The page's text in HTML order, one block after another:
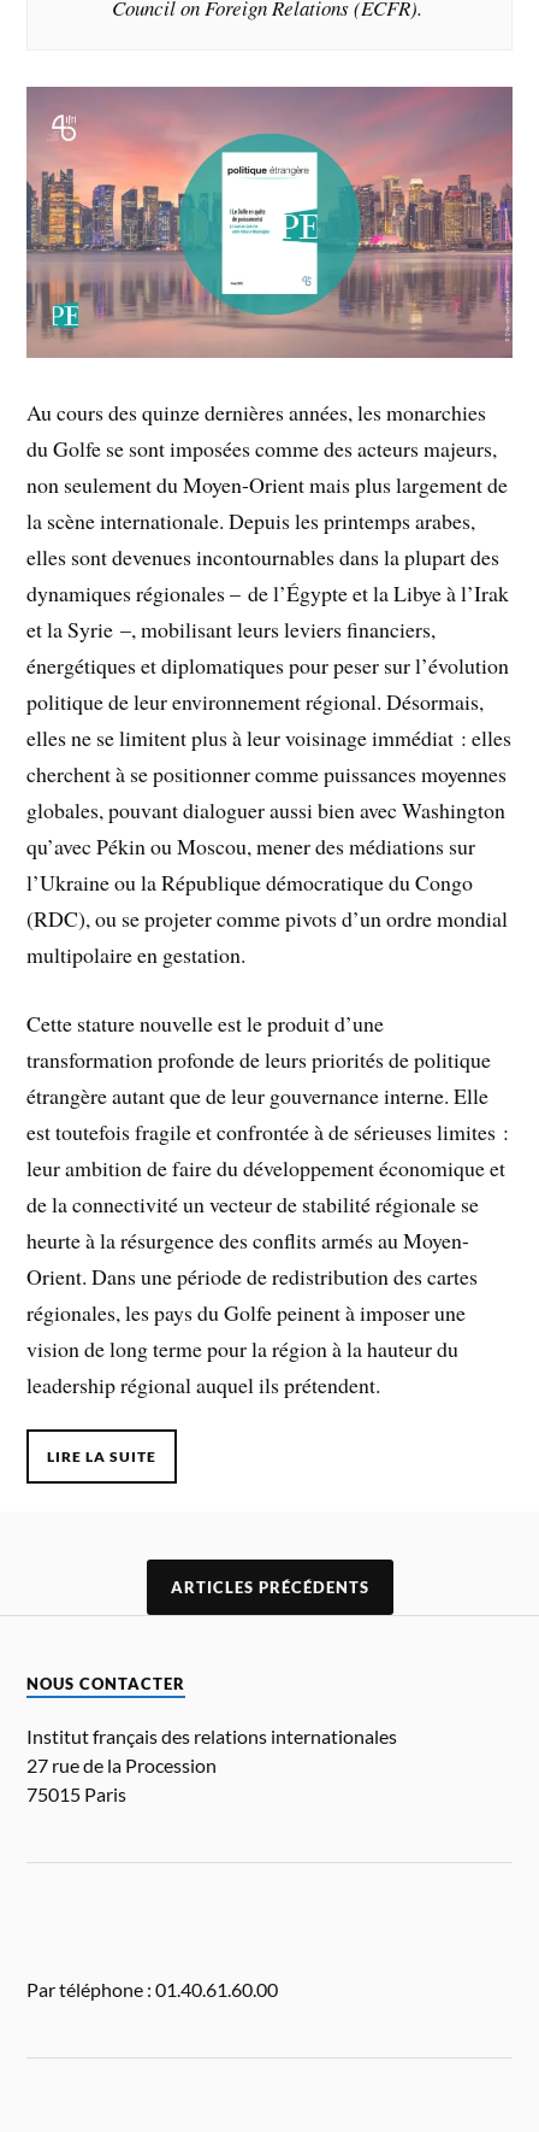
Council on Foreign Relations (ECFR).
Au cours des quinze dernières années, les monarchies
du Golfe se sont imposées comme des acteurs majeurs,
non seulement du Moyen-Orient mais plus largement de
la scène internationale. Depuis les printemps arabes,
elles sont devenues incontournables dans la plupart des
dynamiques régionales – de l’Égypte et la Libye à l’Irak
et la Syrie –, mobilisant leurs leviers financiers,
énergétiques et diplomatiques pour peser sur l’évolution
politique de leur environnement régional. Désormais,
elles ne se limitent plus à leur voisinage immédiat : elles
cherchent à se positionner comme puissances moyennes
globales, pouvant dialoguer aussi bien avec Washington
qu’avec Pékin ou Moscou, mener des médiations sur
l’Ukraine ou la République démocratique du Congo
(RDC), ou se projeter comme pivots d’un ordre mondial
multipolaire en gestation.
Cette stature nouvelle est le produit d’une
transformation profonde de leurs priorités de politique
étrangère autant que de leur gouvernance interne. Elle
est toutefois fragile et confrontée à de sérieuses limites :
leur ambition de faire du développement économique et
de la connectivité un vecteur de stabilité régionale se
heurte à la résurgence des conflits armésau Moyen-
Orient. Dans une période de redistribution des cartes
régionales, les pays du Golfe peinent à imposer une
vision de long terme pour la région à la hauteur du
leadership régional auquel ils prétendent.
LIRE LA SUITE
ARTICLES PRÉCÉDENTS
NOUS CONTACTER
Institut français des relations internationales
27 rue de la Procession
75015 Paris
Par téléphone : 01.40.61.60.00